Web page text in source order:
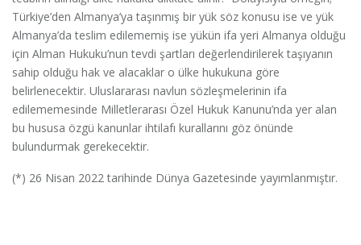
Türkiye’den Almanya’ya taşınmış bir yük söz konusu ise ve yük
Almanya’da teslim edilememiş ise yükün ifa yeri Almanya olduğu
için Alman Hukuku’nun tevdi şartları değerlendirilerek taşıyanın
sahip olduğu hak ve alacaklar o ülke hukukuna göre
belirlenecektir. Uluslararası navlun sözleşmelerinin ifa
edilememesinde Milletlerarası Özel Hukuk Kanunu’nda yer alan
bu hususa özgü kanunlar ihtilafı kurallarını göz önünde
bulundurmak gerekecektir.
(*) 26 Nisan 2022 tarihinde Dünya Gazetesinde yayımlanmıştır.